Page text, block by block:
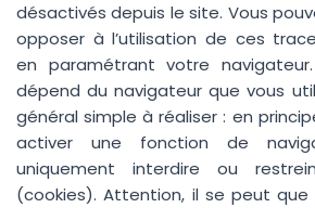
désactivés depuis le site. Vous
opposer à l’utilisation de ces
en paramétrant votre
dépend du navigateur que vous
général simple à réaliser : en
activer une fonction de
uniquement interdire ou
(cookies). Attention, il se peut